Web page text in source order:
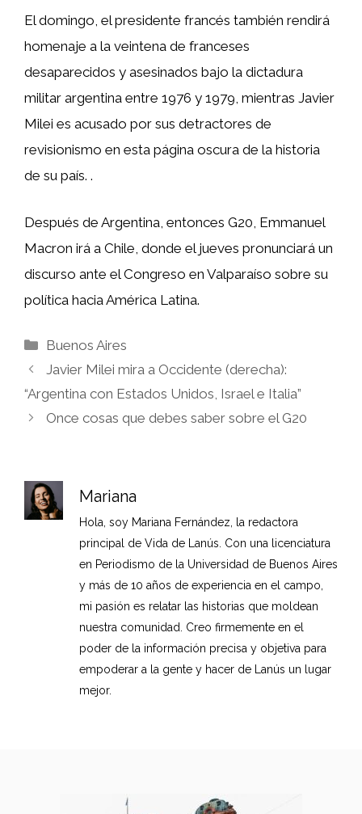
El domingo, el presidente francés también rendirá
homenaje a la veintena de franceses
desaparecidos y asesinados bajo la dictadura
militar argentina entre 1976 y 1979, mientras Javier
Milei es acusado por sus detractores de
revisionismo en esta página oscura de la historia
de su país. .
Después de Argentina, entonces G20, Emmanuel
Macron irá a Chile, donde el jueves pronunciará un
discurso ante el Congreso en Valparaíso sobre su
política hacia América Latina.
Categorías
Buenos Aires
Javier Milei mira a Occidente (derecha):
“Argentina con Estados Unidos, Israel e Italia”
Once cosas que debes saber sobre el G20
Mariana
Hola, soy Mariana Fernández, la redactora
principal de Vida de Lanús. Con una licenciatura
en Periodismo de la Universidad de Buenos Aires
y más de 10 años de experiencia en el campo,
mi pasión es relatar las historias que moldean
nuestra comunidad. Creo firmemente en el
poder de la información precisa y objetiva para
empoderar a la gente y hacer de Lanús un lugar
mejor.